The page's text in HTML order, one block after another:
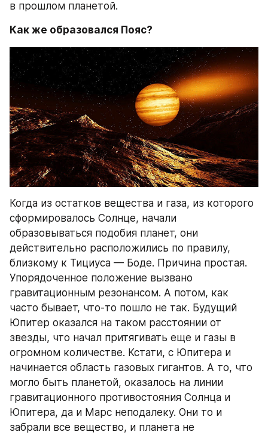
в прошлом планетой.
Как же образовался Пояс?
Когда из остатков вещества и газа, из которого
сформировалось Солнце, начали
образовываться подобия планет, они
действительно расположились по правилу,
близкому к Тициуса — Боде. Причина простая.
Упорядоченное положение вызвано
гравитационным резонансом. А потом, как
часто бывает, что-то пошло не так. Будущий
Юпитер оказался на таком расстоянии от
звезды, что начал притягивать еще и газы в
огромном количестве. Кстати, с Юпитера и
начинается область газовых гигантов. А то, что
могло быть планетой, оказалось на линии
гравитационного противостояния Солнца и
Юпитера, да и Марс неподалеку. Они то и
забрали все вещество, и планета не